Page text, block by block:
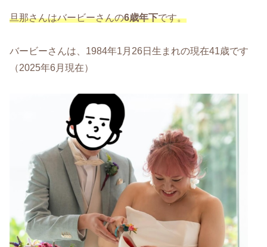
旦那さんはバービーさんの6歳年下です。
バービーさんは、1984年1月26日生まれの現在41歳です
（2025年6月現在）